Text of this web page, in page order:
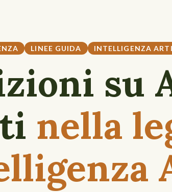
LINEE GUIDA INTELLIGENZA
su
nella